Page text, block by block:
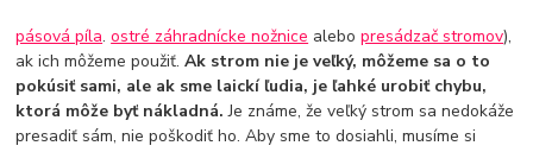
pásová píla.ostré záhradnícke nožnice alebopresádzač stromov),
ak ich môžeme použiť.Ak strom nie je veľký, môžeme sa o to
pokúsiť sami, ale ak sme laickí ľudia, je ľahké urobiť chybu,
ktorá môže byť nákladná.Je známe, že veľký strom sa nedokáže
presadiť sám, nie poškodiť ho. Aby sme to dosiahli, musíme si